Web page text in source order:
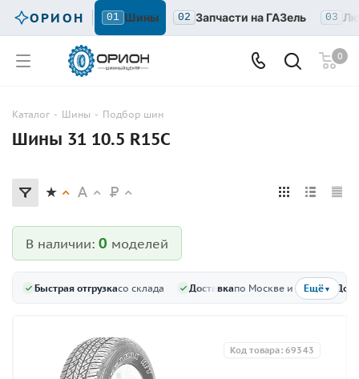
ОРИОН 01 Шины 02 Запчасти на ГАЗель 03
0
Каталог - Шины - Подбор шин
Шины 31 10.5 R15C
В наличии: 0 моделей
Быстрая отгрузкасо склада Доставкапо Москве и МОЕщё▼
Код товара: 69343